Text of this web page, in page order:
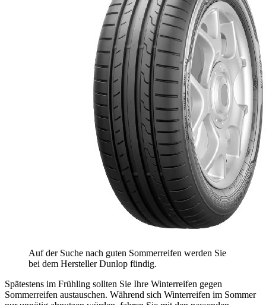
Auf der Suche nach guten Sommerreifen werden Sie
bei dem Hersteller Dunlop fündig.
Spätestens im Frühling sollten Sie Ihre Winterreifen gegen
Sommerreifen austauschen. Während sich Winterreifen im Sommer